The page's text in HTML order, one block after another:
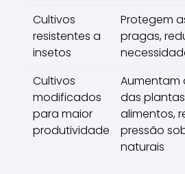
Cultivos
resistentes a
insetos
Protegem
pragas,
Cultivos
modificados
para maior
produtividade
das
alimentos,
pressão
naturais